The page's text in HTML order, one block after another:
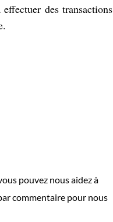
des transactions
pouvez nous aidez à
commentaire pour nous